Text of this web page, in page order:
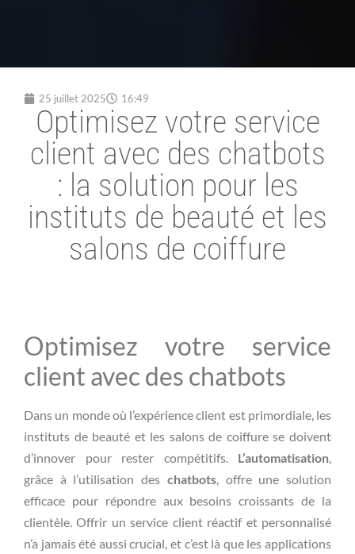
25 juillet 2025 16:49
Optimisez votre service
client avec des chatbots
: la solution pour les
instituts de beauté et les
salons de coiffure
Optimisez votre service
client avec des chatbots
Dans un monde où l’expérience client est primordiale, les
instituts de beauté et les salons de coiffure se doivent
d’innover pour rester compétitifs. L’automatisation,
grâce à l’utilisation des chatbots, offre une solution
efficace pour répondre aux besoins croissants de la
clientèle. Offrir un service client réactif et personnalisé
n’a jamais été aussi crucial, et c’est là que les applications